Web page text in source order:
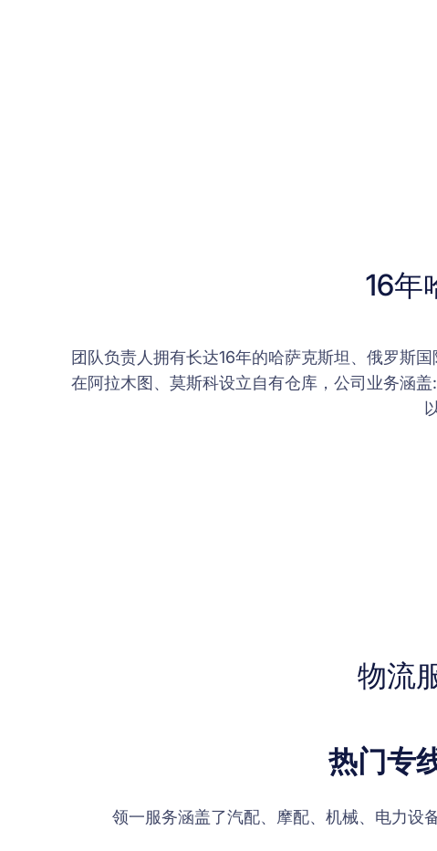
16年
团队负责人拥有长达16年的哈萨克斯坦、俄罗斯
在阿拉木图、莫斯科设立自有仓库，公司业务涵
物流
热门专
领一服务涵盖了汽配、摩配、机械、电力设